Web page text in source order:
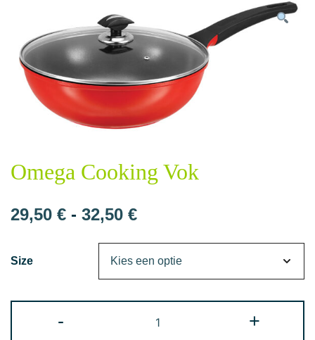
Omega Cooking Vok
29,50 € - 32,50 €Prijsklasse:
29,50 €
tot
32,50 €
Size
-
Cooking
+